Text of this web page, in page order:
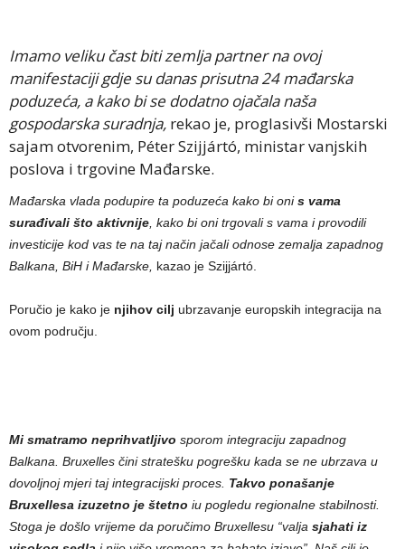
Imamo veliku čast biti zemlja partner na ovoj
manifestaciji gdje su danas prisutna 24 mađarska
poduzeća, a kako bi se dodatno ojačala naša
gospodarska suradnja, rekao je, proglasivši Mostarski
sajam otvorenim, Péter Szijjártó, ministar vanjskih
poslova i trgovine Mađarske.
Mađarska vlada podupire ta poduzeća kako bi onis vama
surađivali što aktivnije , kako bi oni trgovali s vama i provodili
investicije kod vas te na taj način jačali odnose zemalja zapadnog
Balkana, BiH i Mađarske, kazao je Szijjártó.
Poručio je kako je njihov cilj ubrzavanje europskih integracija na
ovom području.
Mi smatramo neprihvatljivo sporom integraciju zapadnog
Balkana. Bruxelles čini stratešku pogrešku kada se ne ubrzava u
dovoljnoj mjeri taj integracijski proces. Takvo ponašanje
Bruxellesa izuzetno je štetno iu pogledu regionalne stabilnosti.
Stoga je došlo vrijeme da poručimo Bruxellesu “valja sjahati iz